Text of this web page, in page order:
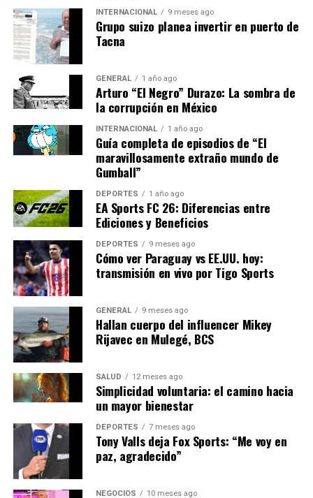
que vivieron en pantalla. Relató una ocasión en la que,
llevado por el calor del momento, golpeó a Marín
durante una transmisión. Sin embargo, subrayó que este
incidente no definía su relación.
“Que la gente entienda que
en la tele no preparábamos
nada. Él tenía un estilo y yo
tenía otro; y entonces al
aire nos matábamos, tan es
así, que un día hasta me
paré a pegarle un
cachetazo, fue de verdad,
no es que estaba
preparado.”
Fuera del aire, su amistad era inquebrantable. Brailovsky
describió a Marín como un profesional dedicado y un
amigo leal.
“Pero fuera del aire éramos
realmente muy amigos y
estábamos todo el día
INTERNACIONAL 9 meses ago
Grupo suizo planea invertir en puerto de
Tacna
GENERAL 1 año ago
Arturo “El Negro” Durazo: La sombra de
la corrupción en México
INTERNACIONAL 1 año ago
Guía completa de episodios de “El
maravillosamente extraño mundo de
Gumball”
DEPORTES 1 año ago
EA Sports FC 26: Diferencias entre
Ediciones y Beneficios
DEPORTES 9 meses ago
Cómo ver Paraguay vs EE.UU. hoy:
transmisión en vivo por Tigo Sports
GENERAL 9 meses ago
Hallan cuerpo del influencer Mikey
Rijavec en Mulegé, BCS
SALUD 12 meses ago
Simplicidad voluntaria: el camino hacia
un mayor bienestar
DEPORTES 7 meses ago
Tony Valls deja Fox Sports: “Me voy en
paz, agradecido”
NEGOCIOS 10 meses ago